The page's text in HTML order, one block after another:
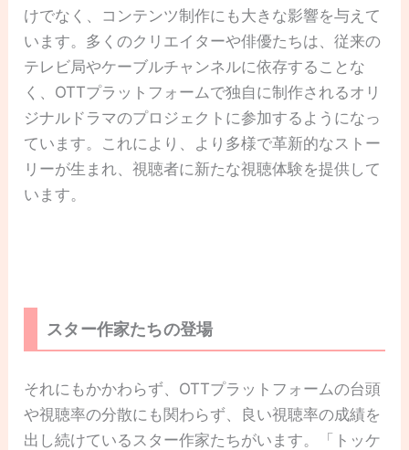
けでなく、コンテンツ制作にも大きな影響を与えて
います。多くのクリエイターや俳優たちは、従来の
テレビ局やケーブルチャンネルに依存することな
く、OTTプラットフォームで独自に制作されるオリ
ジナルドラマのプロジェクトに参加するようになっ
ています。これにより、より多様で革新的なストー
リーが生まれ、視聴者に新たな視聴体験を提供して
います。
スター作家たちの登場
それにもかかわらず、OTTプラットフォームの台頭
や視聴率の分散にも関わらず、良い視聴率の成績を
出し続けているスター作家たちがいます。「トッケ